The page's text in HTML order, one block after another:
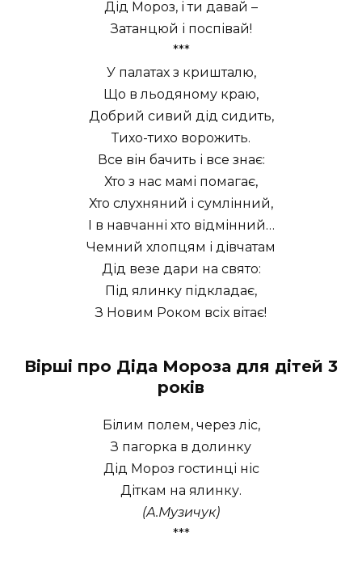
Дід Мороз, і ти давай –
Затанцюй і поспівай!
***
У палатах з кришталю,
Що в льодяному краю,
Добрий сивий дід сидить,
Тихо-тихо ворожить.
Все він бачить і все знає:
Хто з нас мамі помагає,
Хто слухняний і сумлінний,
І в навчанні хто відмінний…
Чемний хлопцям і дівчатам
Дід везе дари на свято:
Під ялинку підкладає,
З Новим Роком всіх вітає!
Вірші про Діда Мороза для дітей 3
років
Білим полем, через ліс,
З пагорка в долинку
Дід Мороз гостинці ніс
Діткам на ялинку.
(А.Музичук)
***